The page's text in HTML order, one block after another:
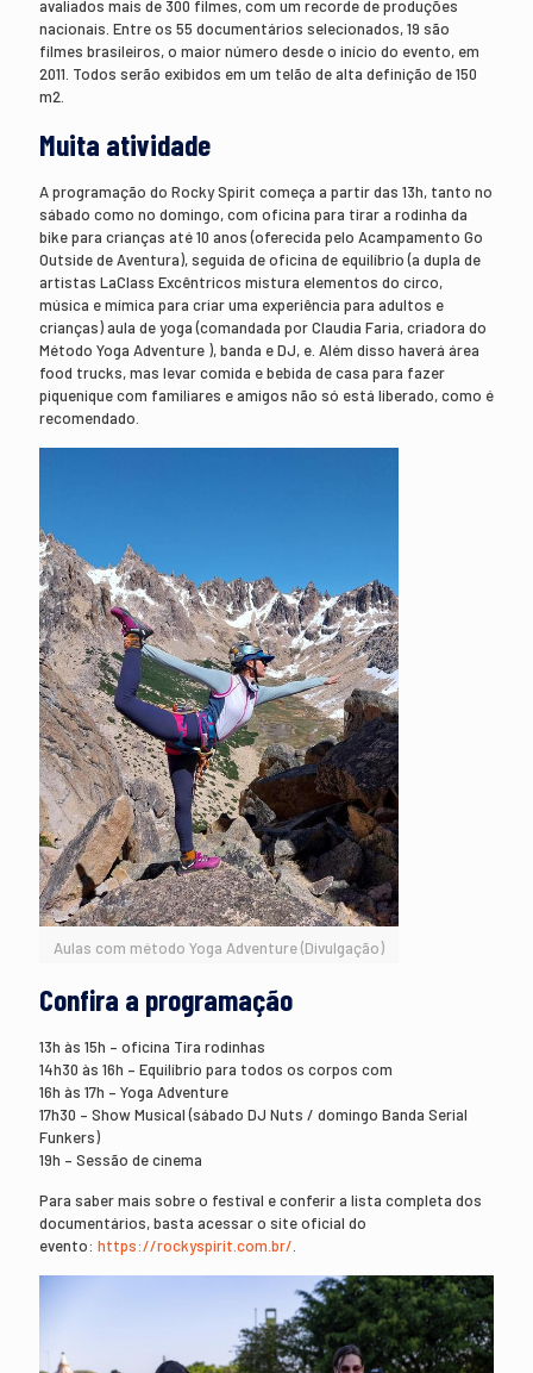
avaliados mais de 300 filmes, com um recorde de produções
nacionais. Entre os 55 documentários selecionados, 19 são
filmes brasileiros, o maior número desde o início do evento, em
2011. Todos serão exibidos em um telão de alta definição de 150
m2.
Muita atividade
A programação do Rocky Spirit começa a partir das 13h, tanto no
sábado como no domingo, com oficina para tirar a rodinha da
bike para crianças até 10 anos (oferecida pelo Acampamento Go
Outside de Aventura), seguida de oficina de equilíbrio (a dupla de
artistas LaClass Excêntricos mistura elementos do circo,
música e mímica para criar uma experiência para adultos e
crianças) aula de yoga (comandada por Claudia Faria, criadora do
Método Yoga Adventure ), banda e DJ, e. Além disso haverá área
food trucks, mas levar comida e bebida de casa para fazer
piquenique com familiares e amigos não só está liberado, como é
recomendado.
Aulas com método Yoga Adventure (Divulgação)
Confira a programação
13h às 15h – oficina Tira rodinhas
14h30 às 16h – Equilíbrio para todos os corpos com
16h às 17h – Yoga Adventure
17h30 – Show Musical (sábado DJ Nuts / domingo Banda Serial
Funkers)
19h – Sessão de cinema
Para saber mais sobre o festival e conferir a lista completa dos
documentários, basta acessar o site oficial do
evento: https://rockyspirit.com.br/.